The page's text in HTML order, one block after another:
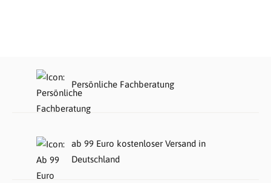
Persönliche Fachberatung
ab 99 Euro kostenloser Versand in
Deutschland